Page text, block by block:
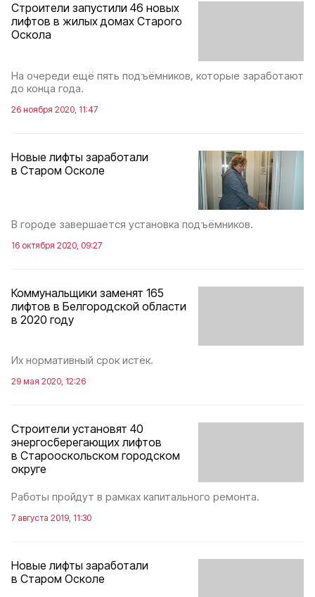
Строители запустили 46 новых
лифтов в жилых домах Старого
Оскола
На очереди ещё пять подъёмников, которые заработают
до конца года.
26 ноября 2020, 11:47
Новые лифты заработали
в Старом Осколе
В городе завершается установка подъёмников.
16 октября 2020, 09:27
Коммунальщики заменят 165
лифтов в Белгородской области
в 2020 году
Их нормативный срок истёк.
29 мая 2020, 12:26
Строители установят 40
энергосберегающих лифтов
в Старооскольском городском
округе
Работы пройдут в рамках капитального ремонта.
7 августа 2019, 11:30
Новые лифты заработали
в Старом Осколе